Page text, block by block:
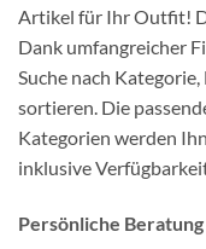
Artikel für Ihr Outfit!
Dank umfangreicher
Suche nach
sortieren. Die
Kategorien werden
inklusive
Persönliche